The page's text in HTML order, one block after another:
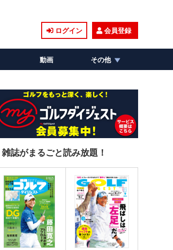
ログイン 会員登録
動画 その他
雑誌がまるごと読み放題！